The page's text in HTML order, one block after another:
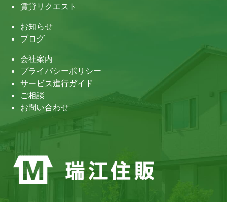
賃貸リクエスト
お知らせ
ブログ
会社案内
プライバシーポリシー
サービス進行ガイド
ご相談
お問い合わせ